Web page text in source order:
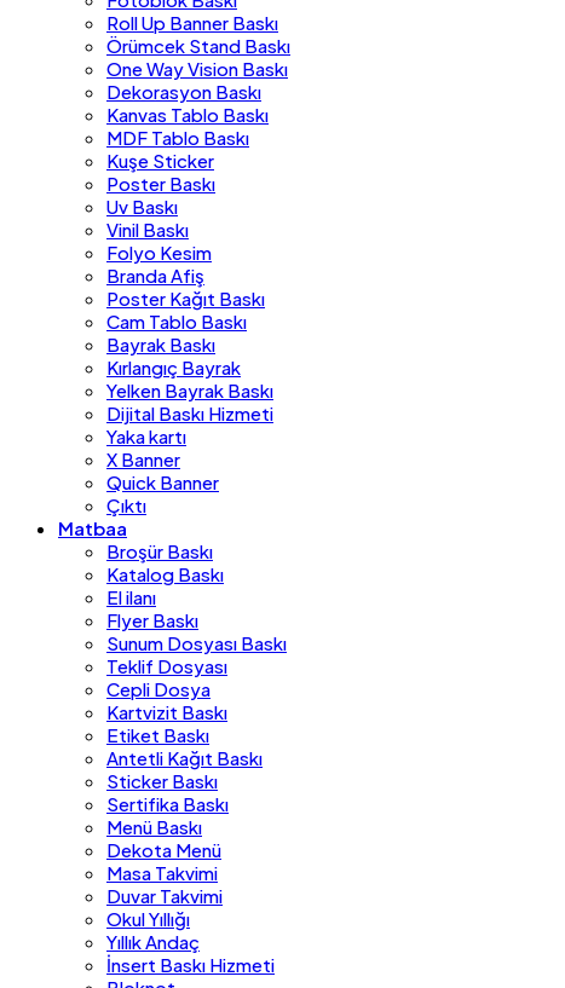
Roll Up Banner Baskı
Örümcek Stand Baskı
One Way Vision Baskı
Dekorasyon Baskı
Kanvas Tablo Baskı
MDF Tablo Baskı
Kuşe Sticker
Poster Baskı
Uv Baskı
Vinil Baskı
Folyo Kesim
Branda Afiş
Poster Kağıt Baskı
Cam Tablo Baskı
Bayrak Baskı
Kırlangıç Bayrak
Yelken Bayrak Baskı
Dijital Baskı Hizmeti
Yaka kartı
X Banner
Quick Banner
Çıktı
Matbaa
Broşür Baskı
Katalog Baskı
El ilanı
Flyer Baskı
Sunum Dosyası Baskı
Teklif Dosyası
Cepli Dosya
Kartvizit Baskı
Etiket Baskı
Antetli Kağıt Baskı
Sticker Baskı
Sertifika Baskı
Menü Baskı
Dekota Menü
Masa Takvimi
Duvar Takvimi
Okul Yıllığı
Yıllık Andaç
İnsert Baskı Hizmeti